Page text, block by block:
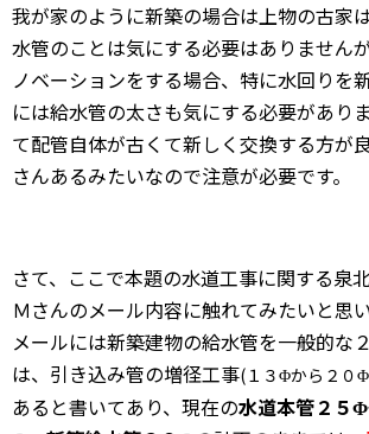
我が家のように新築の場合は上物の古家
水管のことは気にする必要はありません
ノベーションをする場合、特に水回りを
には給水管の太さも気にする必要があり
て配管自体が古くて新しく交換する方が
さんあるみたいなので注意が必要です。
さて、ここで本題の水道工事に関する泉
Ｍさんのメール内容に触れてみたいと思
メールには新築建物の給水管を一般的な
は、引き込み管の増径工事(１３Φから２０
あると書いてあり、現在の水道本管２５